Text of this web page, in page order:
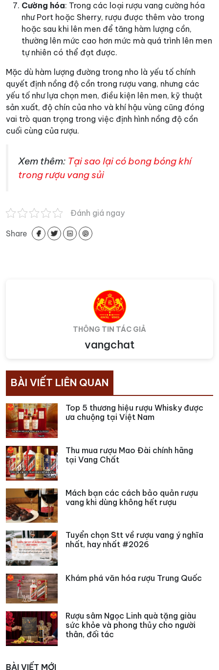
Cường hóa: Trong các loại rượu vang cường hóa
như Port hoặc Sherry, rượu được thêm vào trong
hoặc sau khi lên men để tăng hàm lượng cồn,
thường lên mức cao hơn mức mà quá trình lên men
tự nhiên có thể đạt được.
Mặc dù hàm lượng đường trong nho là yếu tố chính
quyết định nồng độ cồn trong rượu vang, nhưng các
yếu tố như lựa chọn men, điều kiện lên men, kỹ thuật
sản xuất, độ chín của nho và khí hậu vùng cũng đóng
vai trò quan trọng trong việc định hình nồng độ cồn
cuối cùng của rượu.
Xem thêm: Tại sao lại có bong bóng khí
trong rượu vang sủi
Đánh giá ngay
Share
THÔNG TIN TÁC GIẢ
vangchat
BÀI VIẾT LIÊN QUAN
Top 5 thương hiệu rượu Whisky được
ưa chuộng tại Việt Nam
Thu mua rượu Mao Đài chính hãng
tại Vang Chất
Mách bạn các cách bảo quản rượu
vang khi dùng không hết rượu
Tuyển chọn Stt về rượu vang ý nghĩa
nhất, hay nhất #2026
Khám phá văn hóa rượu Trung Quốc
Rượu sâm Ngọc Linh quà tặng giàu
sức khỏe và phong thủy cho người
thân, đối tác
BÀI VIẾT MỚI